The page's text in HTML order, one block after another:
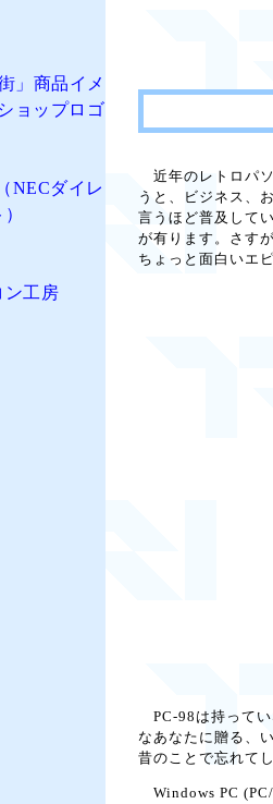
近年のレトロパ
うと、ビジネス、
言うほど普及して
が有ります。さす
ちょっと面白いエ
PC-98は持ってい
なあなたに贈る、
昔のことで忘れて
Windows PC (PC/